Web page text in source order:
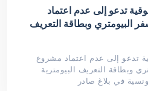
تدعو إلى عدم اعتماد
البيومتري وبطاقة التعريف
تدعو إلى عدم اعتماد مشروع
وبطاقة التعريف البيومترية
في بلاغ صادر